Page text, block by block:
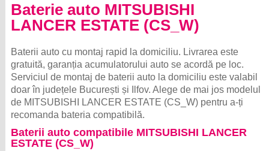
Baterie auto MITSUBISHI
LANCER ESTATE (CS_W)
Baterii auto cu montaj rapid la domiciliu. Livrarea este
gratuită, garanția acumulatorului auto se acordă pe loc.
Serviciul de montaj de baterii auto la domiciliu este valabil
doar în județele București și Ilfov. Alege de mai jos modelul
de MITSUBISHI LANCER ESTATE (CS_W) pentru a-ți
recomanda bateria compatibilă.
Baterii auto compatibile MITSUBISHI LANCER
ESTATE (CS_W)